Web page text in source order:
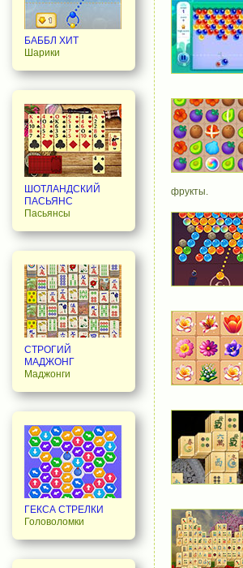
фрукты.
БАББЛ ХИТ
Шарики
ШОТЛАНДСКИЙ
ПАСЬЯНС
Пасьянсы
СТРОГИЙ
МАДЖОНГ
Маджонги
ГЕКСА СТРЕЛКИ
Головоломки